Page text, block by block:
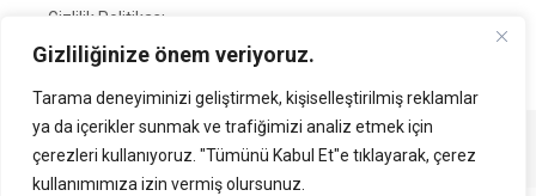
Gizliliğinize önem veriyoruz.
Tarama deneyiminizi geliştirmek, kişiselleştirilmiş reklamlar
ya da içerikler sunmak ve trafiğimizi analiz etmek için
çerezleri kullanıyoruz. "Tümünü Kabul Et"e tıklayarak, çerez
kullanımımıza izin vermiş olursunuz.
Gizlilik Politikası
GÖNÜLLÜ EDİTÖRÜMÜZ OL
Tüm Hakları Saklıdır. | Kamubilgi.com | 2026